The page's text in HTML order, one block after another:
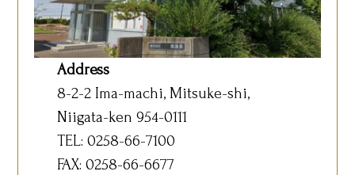
Address
8-2-2 Ima-machi, Mitsuke-shi,
Niigata-ken 954-0111
TEL: 0258-66-7100
FAX: 0258-66-6677